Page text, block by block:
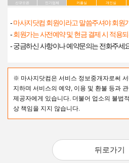
신규오픈 인기업체 커플실 개인실
-마사지닷컴 회원이라고 말씀주셔야 회원
-회원가는 사전예약 및 현금 결제 시 적용
- 궁금하신 사항이나 예약문의는 전화주세
※ 마사지닷컴은 서비스 정보중개자로써
지하며 서비스의 예약, 이용 및 환불 등과
제공자에게 있습니다. 더불어 업소의 불법
상 책임을 지지 않습니다.
뒤로가기